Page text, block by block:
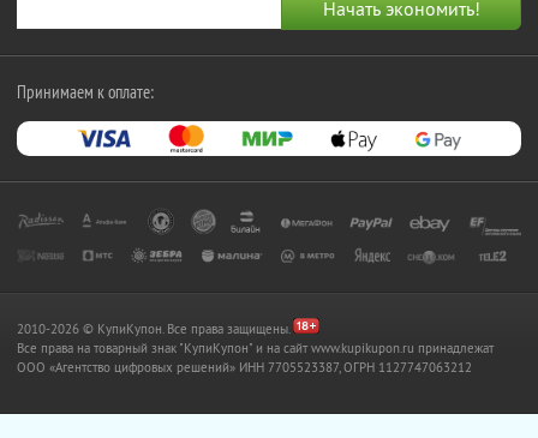
Принимаем к оплате:
2010-2026 © КупиКупон. Все права защищены.
Все права на товарный знак "КупиКупон" и на сайт www.kupikupon.ru принадлежат
OOO «Агентство цифровых решений» ИНН 7705523387, ОГРН 1127747063212